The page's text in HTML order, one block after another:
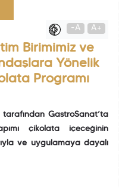
-A A+
Birimimiz ve
Yönelik
Programı
tarafından GastroSanat’ta
çikolata içeceğinin
ve uygulamaya dayalı